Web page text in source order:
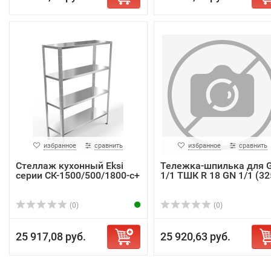
избранное сравнить
Стеллаж кухонный Eksi
серии СК-1500/500/1800-с+
(0)
25 917,08 руб.
избранное сравнить
Тележка-шпилька для
1/1 ТШК R 18 GN 1/1
(0)
25 920,63 руб.